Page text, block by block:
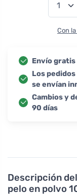
Descripción
pelo en polvo
Con
Envío gratis
Los
se envían
Cambios y
90 días